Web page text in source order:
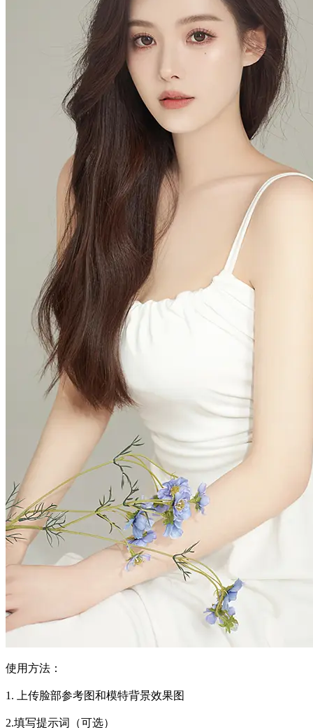
使用方法：
1. 上传脸部参考图和模特背景效果图
2.填写提示词（可选）